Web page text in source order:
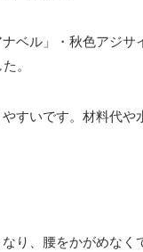
ベル」・秋色アジサ
。
すいです。材料代や
り、腰をかがめなく